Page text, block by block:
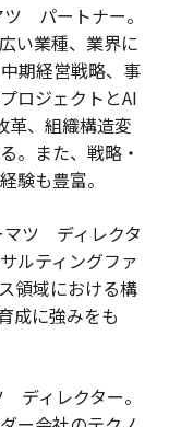
パートナー。
い業種、業界に
期経営戦略、事
ロジェクトとAI
、組織構造変
。また、戦略・
験も豊富。
ツ ディレクタ
ルティングファ
領域における構
成に強みをも
ィレクター。